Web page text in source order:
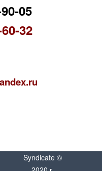
05
32
Syndicate ©